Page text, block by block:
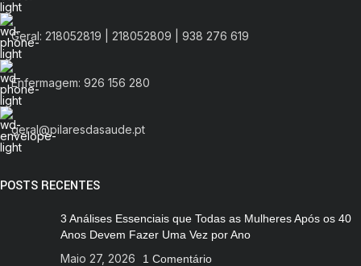
Geral: 218052819 | 218052809 | 938 276 619
Enfermagem: 926 156 280
geral@pilaresdasaude.pt
POSTS RECENTES
3 Análises Essenciais que Todas as Mulheres Após os 40
Anos Devem Fazer Uma Vez por Ano
Maio 27, 2026 1 Comentário